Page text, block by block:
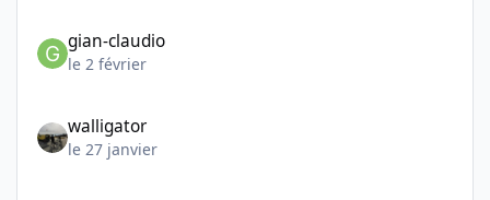
gian-claudio
le 2 février
walligator
le 27 janvier